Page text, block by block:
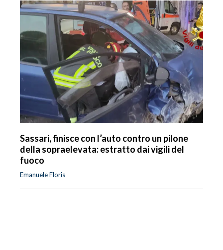
Sassari, finisce con l’auto contro un pilone
della sopraelevata: estratto dai vigili del
fuoco
Emanuele Floris